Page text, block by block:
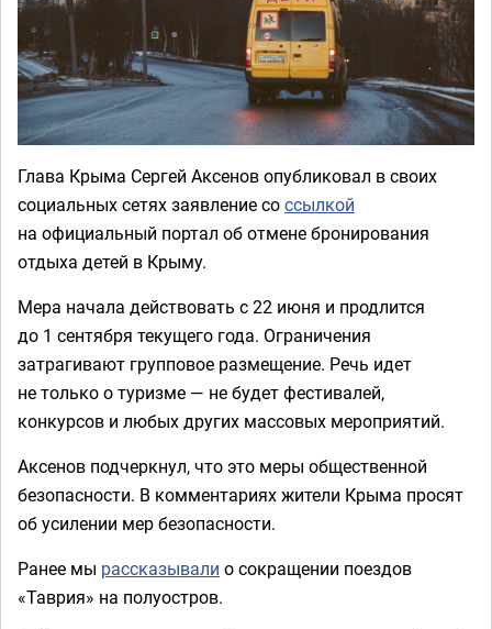
Глава Крыма Сергей Аксенов опубликовал в своих
социальных сетях заявление соссылкой
на официальный портал об отмене бронирования
отдыха детей в Крыму.
Мера начала действовать с 22 июня и продлится
до 1 сентября текущего года. Ограничения
затрагивают групповое размещение. Речь идет
не только о туризме — не будет фестивалей,
конкурсов и любых других массовых мероприятий.
Аксенов подчеркнул, что это меры общественной
безопасности. В комментариях жители Крыма просят
об усилении мер безопасности.
Ранее мы рассказывали о сокращении поездов
«Таврия» на полуостров.